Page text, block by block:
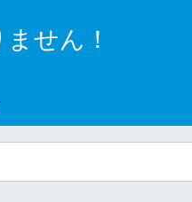
せん！